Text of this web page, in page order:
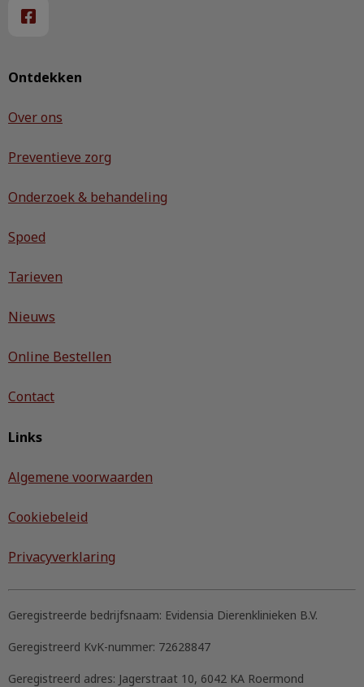
Ontdekken
Over ons
Preventieve zorg
Onderzoek & behandeling
Spoed
Tarieven
Nieuws
Online Bestellen
Contact
Links
Algemene voorwaarden
Cookiebeleid
Privacyverklaring
Geregistreerde bedrijfsnaam: Evidensia Dierenklinieken B.V.
Geregistreerd KvK-nummer: 72628847
Geregistreerd adres: Jagerstraat 10, 6042 KA Roermond